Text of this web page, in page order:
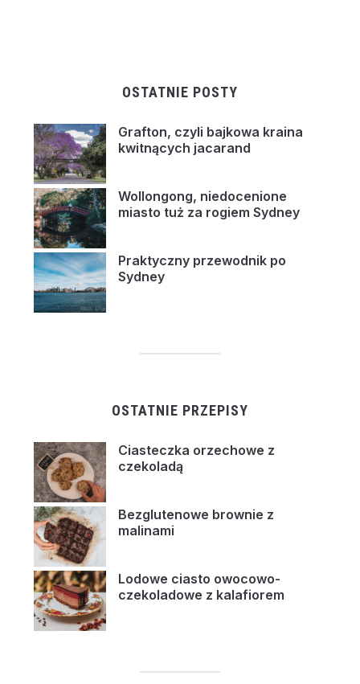
OSTATNIE POSTY
Grafton, czyli bajkowa kraina
kwitnących jacarand
Wollongong, niedocenione
miasto tuż za rogiem Sydney
Praktyczny przewodnik po
Sydney
OSTATNIE PRZEPISY
Ciasteczka orzechowe z
czekoladą
Bezglutenowe brownie z
malinami
Lodowe ciasto owocowo-
czekoladowe z kalafiorem